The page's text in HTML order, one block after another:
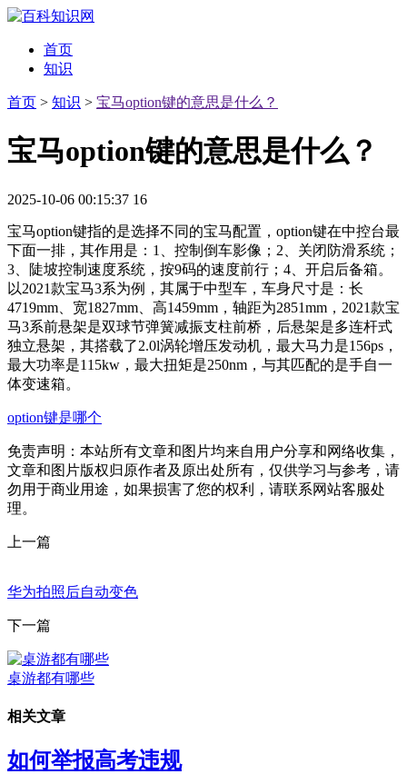
首页
知识
首页 > 知识 > 宝马option键的意思是什么？
宝马option键的意思是什么？
2025-10-06 00:15:37 16
宝马option键指的是选择不同的宝马配置，option键在中控台最
下面一排，其作用是：1、控制倒车影像；2、关闭防滑系统；
3、陡坡控制速度系统，按9码的速度前行；4、开启后备箱。
以2021款宝马3系为例，其属于中型车，车身尺寸是：长
4719mm、宽1827mm、高1459mm，轴距为2851mm，2021款宝
马3系前悬架是双球节弹簧减振支柱前桥，后悬架是多连杆式
独立悬架，其搭载了2.0l涡轮增压发动机，最大马力是156ps，
最大功率是115kw，最大扭矩是250nm，与其匹配的是手自一
体变速箱。
option键是哪个
免责声明：本站所有文章和图片均来自用户分享和网络收集，
文章和图片版权归原作者及原出处所有，仅供学习与参考，请
勿用于商业用途，如果损害了您的权利，请联系网站客服处
理。
上一篇
华为拍照后自动变色
下一篇
桌游都有哪些
相关文章
如何举报高考违规